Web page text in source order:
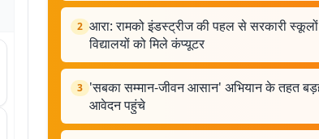
2 आरा: रामको इंडस्ट्रीज की पहल से सरकारी स्कूलों
विद्यालयों को मिले कंप्यूटर
3 'सबका सम्मान-जीवन आसान' अभियान के तहत
आवेदन पहुंचे